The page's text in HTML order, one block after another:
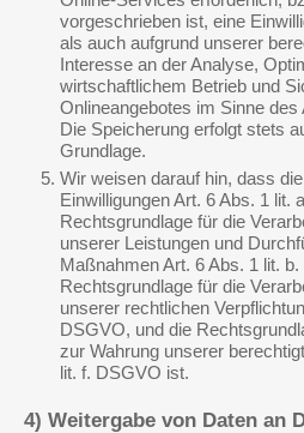
vorgeschrieben ist, eine
als auch aufgrund unserer
Interesse an der Analyse,
wirtschaftlichem Betrieb und
Onlineangebotes im Sinne
Die Speicherung erfolgt stets
Grundlage.
Wir weisen darauf hin, dass
Einwilligungen Art. 6 Abs. 1 lit.
Rechtsgrundlage für die
unserer Leistungen und
Maßnahmen Art. 6 Abs. 1 lit.
Rechtsgrundlage für die
unserer rechtlichen
DSGVO, und die
zur Wahrung unserer
lit. f. DSGVO ist.
4) Weitergabe von Daten an